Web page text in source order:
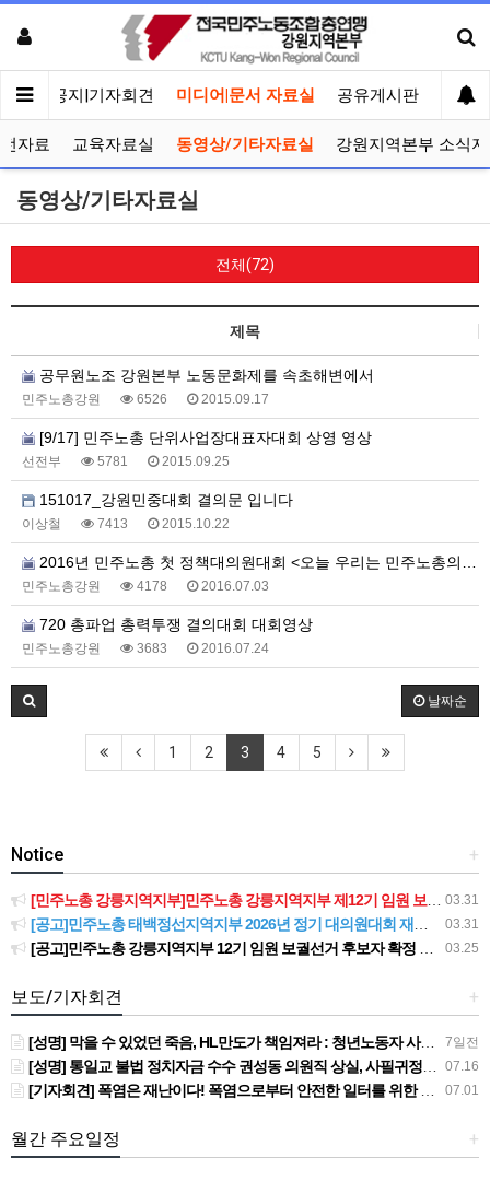
인 공지|기자회견 미디어|문서 자료실 공유게시판 선거
자료 교육자료실 동영상/기타자료실 강원지역본부 소식지
동영상/기타자료실
전체(72)
제목
공무원노조 강원본부 노동문화제를 속초해변에서
민주노총강원 6526 2015.09.17
[9/17] 민주노총 단위사업장대표자대회 상영 영상
선전부 5781 2015.09.25
151017_강원민중대회 결의문 입니다
이상철 7413 2015.10.22
2016년 민주노총 첫 정책대의원대회 <오늘 우리는 민주노총의 새로운 역사를 쓴다>
민주노총강원 4178 2016.07.03
720 총파업 총력투쟁 결의대회 대회영상
민주노총강원 3683 2016.07.24
날짜순
1 2 3 4 5
+
Notice
03.31
[민주노총 강릉지역지부]민주노총 강릉지역지부 제12기 임원 보궐선거결과 공고
03.31
[공고]민주노총 태백정선지역지부 2026년 정기 대의원대회 재소집 건
03.25
[공고]민주노총 강릉지역지부 12기 임원 보궐선거 후보자 확정 공고
+
보도/기자회견
7일전
[성명] 막을 수 있었던 죽음, HL만도가 책임져라 : 청년노동자 사망사고의 철저한 진상규명과 재발방지 대책 마련하라
07.16
[성명] 통일교 불법 정치자금 수수 권성동 의원직 상실, 사필귀정이다
07.01
[기자회견] 폭염은 재난이다! 폭염으로부터 안전한 일터를 위한 민주노총 강원지역본부 폭염감시단 선포 기자회견
+
월간 주요일정